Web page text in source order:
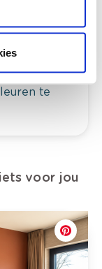
je
om je kleur
te
voor jou